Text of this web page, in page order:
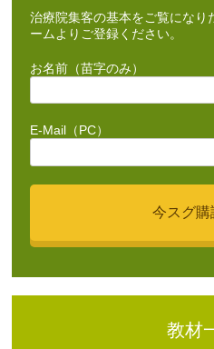
治療院集客の基本をご覧になり
ームよりご登録ください。
お名前（苗字のみ）
E-Mail（PC）
教材